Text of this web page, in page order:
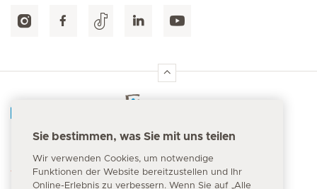
144
Sie bestimmen, was Sie mit uns teilen
Wir verwenden Cookies, um notwendige
Funktionen der Website bereitzustellen und Ihr
Online-Erlebnis zu verbessern. Wenn Sie auf „Alle